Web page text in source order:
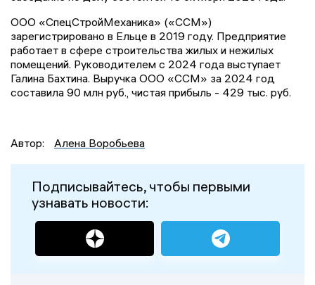
ООО «СпецСтройМеханика» («ССМ»)
зарегистрировано в Ельце в 2019 году. Предприятие
работает в сфере строительства жилых и нежилых
помещений. Руководителем с 2024 года выступает
Галина Бахтина. Выручка ООО «ССМ» за 2024 год
составила 90 млн руб., чистая прибыль - 429 тыс. руб.
Автор: Алена Воробьева
Подписывайтесь, чтобы первыми
узнавать новости: